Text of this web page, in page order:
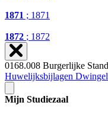
1871 ; 1871
1872 ; 1872
0168.008 Burgerlijke
Huwelijksbijlagen
Mijn Studiezaal